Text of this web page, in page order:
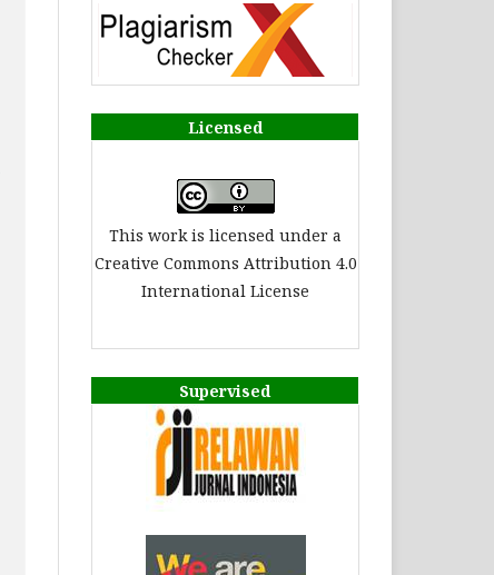
Licensed
This work is licensed under a
Creative Commons Attribution 4.0
International License
Supervised